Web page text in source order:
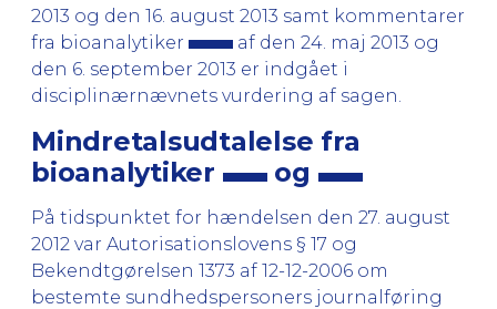
2013 og den 16. august 2013 samt kommentarer
fra bioanalytiker
af den 24. maj 2013 og
den 6. september 2013 er indgået i
disciplinærnævnets vurdering af sagen.
Mindretalsudtalelse fra
bioanalytiker
og
På tidspunktet for hændelsen den 27. august
2012 var Autorisationslovens § 17 og
Bekendtgørelsen 1373 af 12-12-2006 om
bestemte sundhedspersoners journalføring